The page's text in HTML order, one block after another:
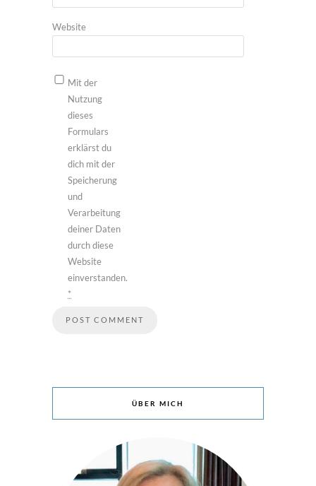
Website
Mit der
Nutzung
dieses
Formulars
erklärst du
dich mit der
Speicherung
und
Verarbeitung
deiner Daten
durch diese
Website
einverstanden.
*
ÜBER MICH